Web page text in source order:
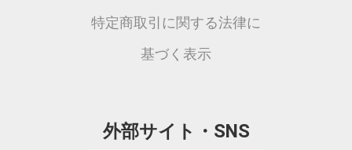
特定商取引に関する法律に
基づく表示
外部サイト・SNS